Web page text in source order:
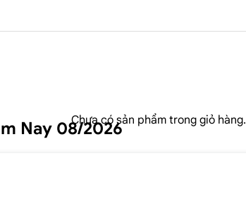
Chưa có sản phẩm trong giỏ hàng.
Nay 08/2026